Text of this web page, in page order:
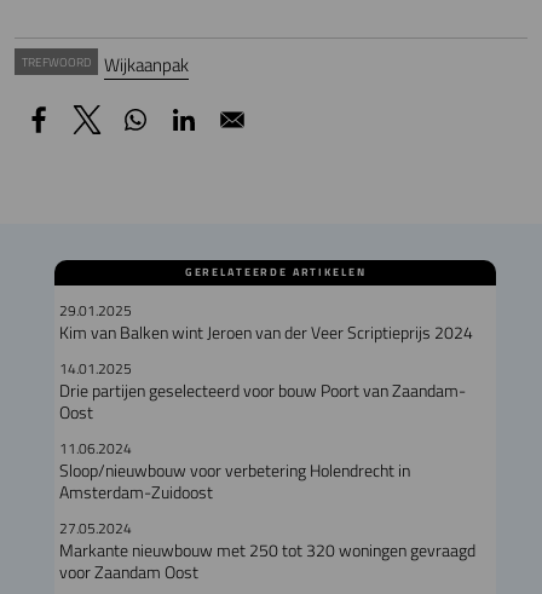
TREFWOORD Wijkaanpak
GERELATEERDE ARTIKELEN
29.01.2025
Kim van Balken wint Jeroen van der Veer Scriptieprijs 2024
14.01.2025
Drie partijen geselecteerd voor bouw Poort van Zaandam-
Oost
11.06.2024
Sloop/nieuwbouw voor verbetering Holendrecht in
Amsterdam-Zuidoost
27.05.2024
Markante nieuwbouw met 250 tot 320 woningen gevraagd
voor Zaandam Oost